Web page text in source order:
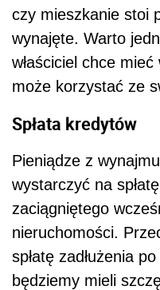
czy mieszkanie stoi
wynajęte. Warto
właściciel chce
może korzystać ze
Spłata kredytów
Pieniądze z
wystarczyć na
zaciągniętego
nieruchomości.
spłatę zadłużenia
będziemy mieli